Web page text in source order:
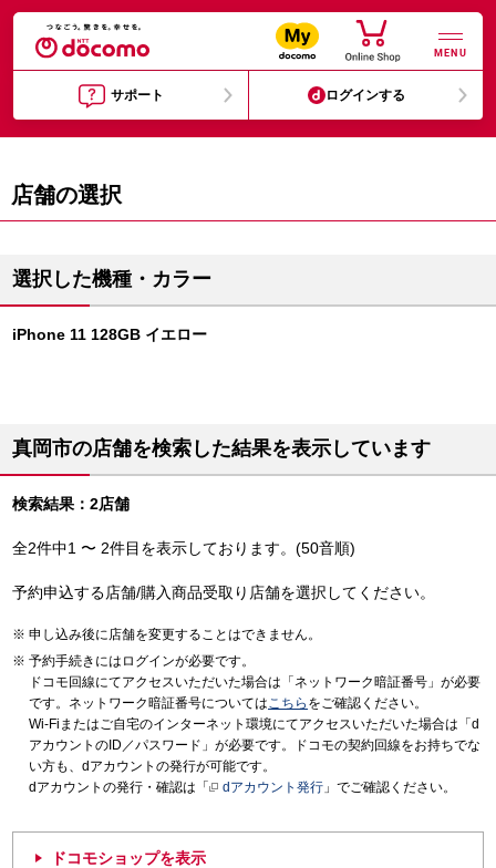
MENU
サポート ログインする
店舗の選択
選択した機種・カラー
iPhone 11 128GB イエロー
真岡市の店舗を検索した結果を表示しています
検索結果：2店舗
全2件中1 〜 2件目を表示しております。(50音順)
予約申込する店舗/購入商品受取り店舗を選択してください。
申し込み後に店舗を変更することはできません。
予約手続きにはログインが必要です。
ドコモ回線にてアクセスいただいた場合は「ネットワーク暗証番号」が必要
です。ネットワーク暗証番号についてはこちら をご確認ください。
Wi-Fiまたはご自宅のインターネット環境にてアクセスいただいた場合は「d
アカウントのID／パスワード」が必要です。ドコモの契約回線をお持ちでな
い方も、dアカウントの発行が可能です。
dアカウントの発行・確認は「
dアカウント発行 」でご確認ください。
ドコモショップを表示